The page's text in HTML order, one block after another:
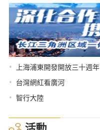
• 上海浦東開發開放三十週年
• 台灣網紅看廣河
• 智行大陸